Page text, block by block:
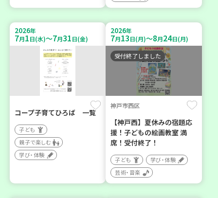
2026年
7月1日(水)～7月31日(金)
コープ子育てひろば 一覧
子ども
親子で楽しむ
学び・体験
2026年
7月13日(月)～8月24日(月)
受付終了しました
神戸市西区
【神戸西】夏休みの宿題応
援！子どもの絵画教室 満
席！受付終了！
子ども
学び・体験
芸術・音楽